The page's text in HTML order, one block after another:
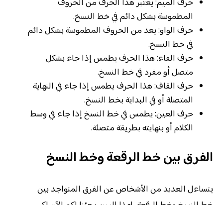
المطموسة بشكل دائم في خط النسخ.
حرف الواو: يعد من الحروف المطموسة بشكل دائم
في خط النسخ.
حرف الفاء: هذا الحرف يطمس إذا جاء بشكل
متصل أو مفرد في خط النسخ.
حرف القاف: هذا الحرف يطمس إذا جاء في النهاية
المتصلة أو في البداية بخط النسخ.
حرف العين: يطمس في خط النسخ إذا جاء في وسط
الكلام أو بنهايته بطريقة متصلة.
الفرق بين خط الرقعة وخط النسخ
يتساءل العديد من الأشخاص عن الفرق المتواجد بين